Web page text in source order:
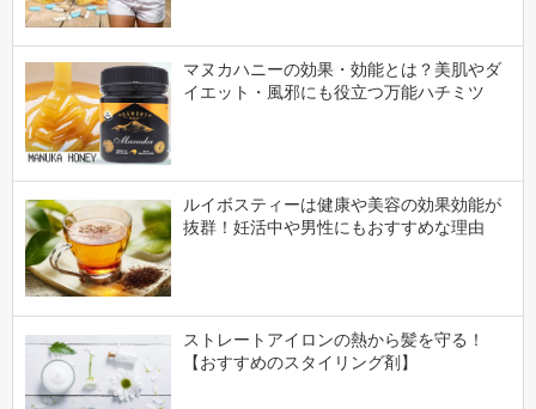
マヌカハニーの効果・効能とは？美肌やダ
イエット・風邪にも役立つ万能ハチミツ
ルイボスティーは健康や美容の効果効能が
抜群！妊活中や男性にもおすすめな理由
ストレートアイロンの熱から髪を守る！
【おすすめのスタイリング剤】